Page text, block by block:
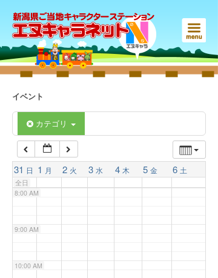
イベント
カテゴリ
31 日 1 月 2 火 3 水 4 木 5 金 6 土
全日
3:00 AM
4:00 AM
6:00 AM
7:00 AM
8:00 AM
9:00 AM
10:00 AM